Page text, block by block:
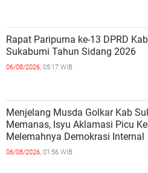
Rapat Paripurna ke-13 DPRD
Sukabumi Tahun Sidang 2026
06/08/2026, 05:17 WIB
Menjelang Musda Golkar Kab
Memanas, Isyu Aklamasi Picu
Melemahnya Demokrasi Internal
06/08/2026, 01:56 WIB